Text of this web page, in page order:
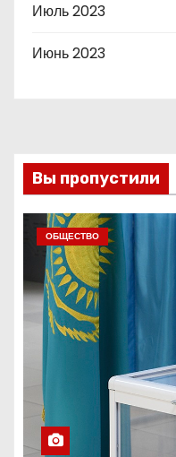
Июль 2023
Июнь 2023
Вы пропустили
ОБЩЕСТВО